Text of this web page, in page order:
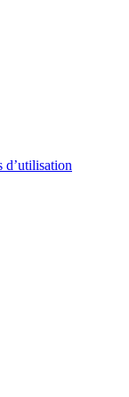
d’utilisation